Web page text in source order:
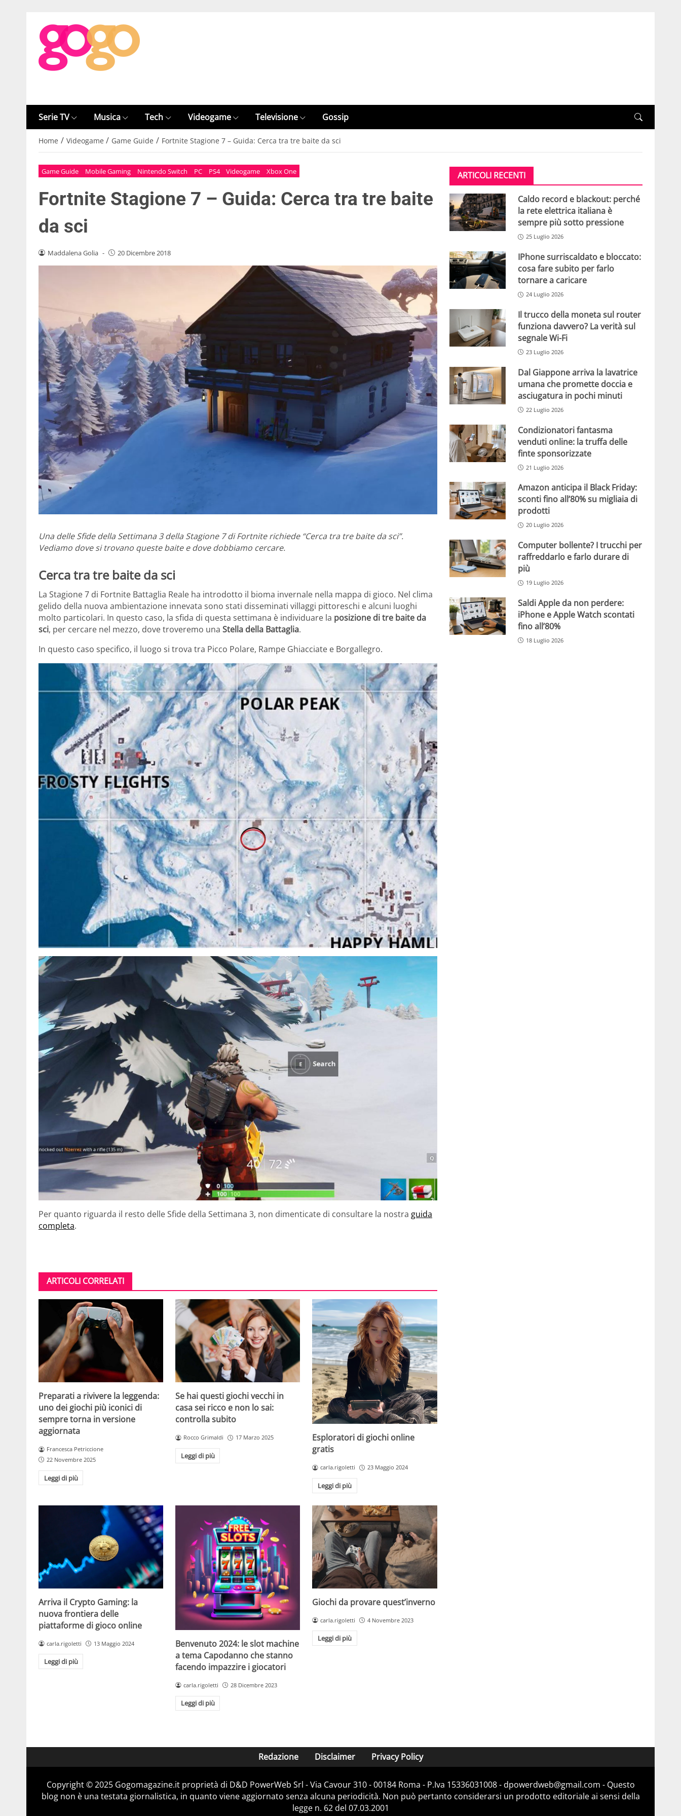
Serie TV Musica Tech Videogame Televisione Gossip
Home / Videogame / Game Guide / Fortnite Stagione 7 – Guida: Cerca tra tre baite da sci
Game Guide Mobile Gaming Nintendo Switch PC PS4 Videogame Xbox One
Fortnite Stagione 7 – Guida: Cerca tra tre baite
da sci
Maddalena Golia - 20 Dicembre 2018
Una delle Sfide della Settimana 3 della Stagione 7 di Fortnite richiede “Cerca tra tre baite da sci”.
Vediamo dove si trovano queste baite e dove dobbiamo cercare.
Cerca tra tre baite da sci
La Stagione 7 di Fortnite Battaglia Reale ha introdotto il bioma invernale nella mappa di gioco. Nel clima
gelido della nuova ambientazione innevata sono stati disseminati villaggi pittoreschi e alcuni luoghi
molto particolari. In questo caso, la sfida di questa settimana è individuare la posizione di tre baite da
sci, per cercare nel mezzo, dove troveremo una Stella della Battaglia.
In questo caso specifico, il luogo si trova tra Picco Polare, Rampe Ghiacciate e Borgallegro.
Per quanto riguarda il resto delle Sfide della Settimana 3, non dimenticate di consultare la nostra guida
completa.
ARTICOLI CORRELATI
Preparati a rivivere la leggenda:
uno dei giochi più iconici di
sempre torna in versione
aggiornata
Francesca Petriccione
22 Novembre 2025
Leggi di più
Se hai questi giochi vecchi in
casa sei ricco e non lo sai:
controlla subito
Rocco Grimaldi 17 Marzo 2025
Leggi di più
Esploratori di giochi online
gratis
carla.rigoletti 23 Maggio 2024
Leggi di più
Arriva il Crypto Gaming: la
nuova frontiera delle
piattaforme di gioco online
carla.rigoletti 13 Maggio 2024
Leggi di più
Benvenuto 2024: le slot machine
a tema Capodanno che stanno
facendo impazzire i giocatori
carla.rigoletti 28 Dicembre 2023
Leggi di più
Giochi da provare quest’inverno
carla.rigoletti 4 Novembre 2023
Leggi di più
ARTICOLI RECENTI
Caldo record e blackout: perché
la rete elettrica italiana è
sempre più sotto pressione
25 Luglio 2026
IPhone surriscaldato e bloccato:
cosa fare subito per farlo
tornare a caricare
24 Luglio 2026
Il trucco della moneta sul router
funziona davvero? La verità sul
segnale Wi-Fi
23 Luglio 2026
Dal Giappone arriva la lavatrice
umana che promette doccia e
asciugatura in pochi minuti
22 Luglio 2026
Condizionatori fantasma
venduti online: la truffa delle
finte sponsorizzate
21 Luglio 2026
Amazon anticipa il Black Friday:
sconti fino all’80% su migliaia di
prodotti
20 Luglio 2026
Computer bollente? I trucchi per
raffreddarlo e farlo durare di
più
19 Luglio 2026
Saldi Apple da non perdere:
iPhone e Apple Watch scontati
fino all’80%
18 Luglio 2026
Redazione Disclaimer Privacy Policy
Copyright © 2025 Gogomagazine.it proprietà di D&D PowerWeb Srl - Via Cavour 310 - 00184 Roma - P.Iva 15336031008 - dpowerdweb@gmail.com - Questo
blog non è una testata giornalistica, in quanto viene aggiornato senza alcuna periodicità. Non può pertanto considerarsi un prodotto editoriale ai sensi della
legge n. 62 del 07.03.2001